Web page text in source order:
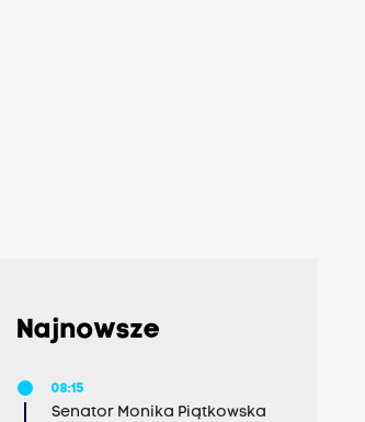
Najnowsze
08:15
Senator Monika Piątkowska